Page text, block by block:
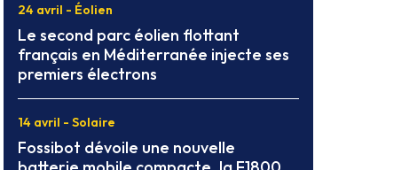
24 avril - Éolien
Le second parc éolien flottant
français en Méditerranée injecte ses
premiers électrons
14 avril - Solaire
Fossibot dévoile une nouvelle